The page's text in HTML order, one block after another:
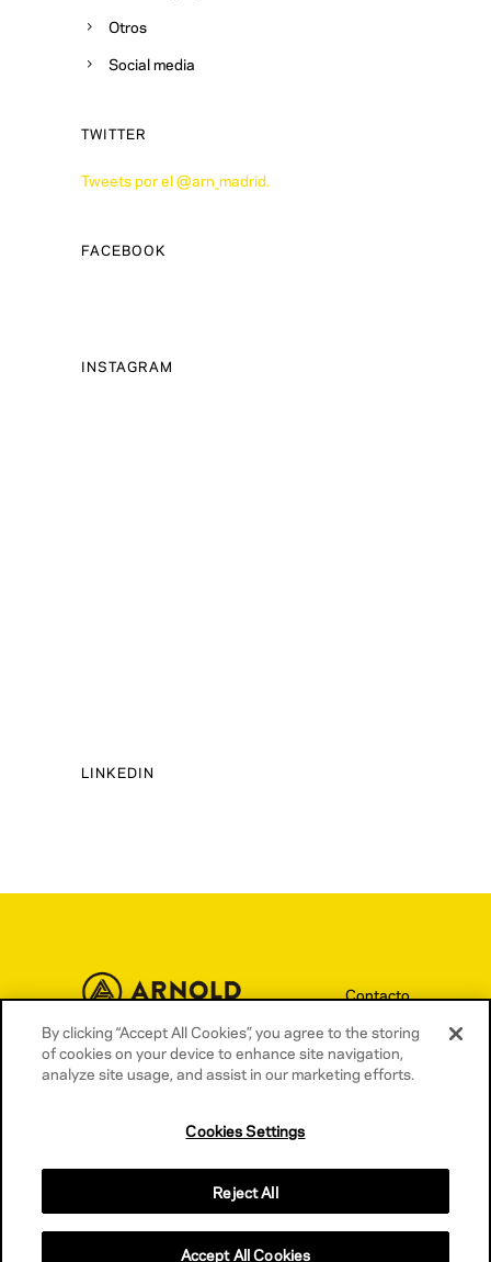
Otros
Social media
TWITTER
Tweets por el @arn_madrid.
FACEBOOK
INSTAGRAM
LINKEDIN
Contacto
Términos y condiciones
Política de privacidad
By clicking “Accept All Cookies”, you agree to the storing
of cookies on your device to enhance site navigation,
analyze site usage, and assist in our marketing efforts.
Cookies Settings
Reject All
Accept All Cookies